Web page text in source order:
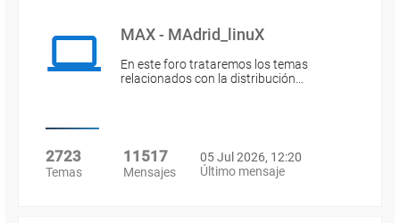
MAX - MAdrid_linuX
En este foro trataremos los temas
relacionados con la distribución…
2723
Temas
11517
Mensajes
05 Jul 2026, 12:20
Último mensaje